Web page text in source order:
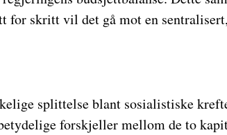
for skritt vil det gå mot en
splittelse blant sosialistiske
forskjeller mellom de to